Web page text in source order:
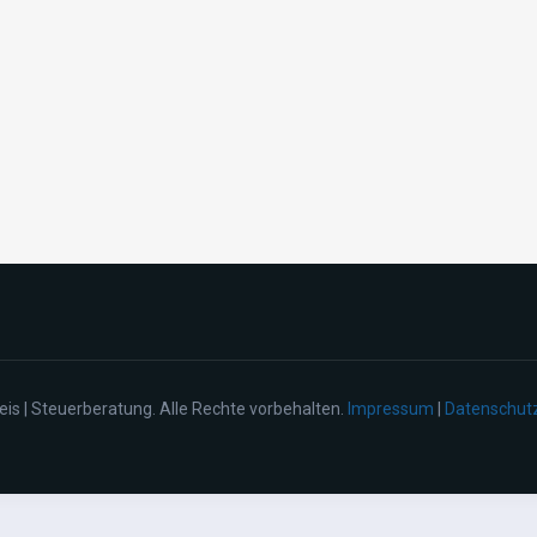
| Steuerberatung. Alle Rechte vorbehalten. Impressum